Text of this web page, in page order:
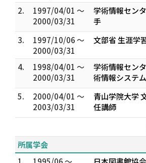
2.
1997/04/01 ～
2000/03/31
学術情報セン
手
3.
1997/10/06 ～
2000/03/31
文部省 生涯学
4.
1998/04/01 ～
2000/03/31
学術情報セン
術情報システ
5.
2000/04/01 ～
2003/03/31
青山学院大学
任講師
所属学会